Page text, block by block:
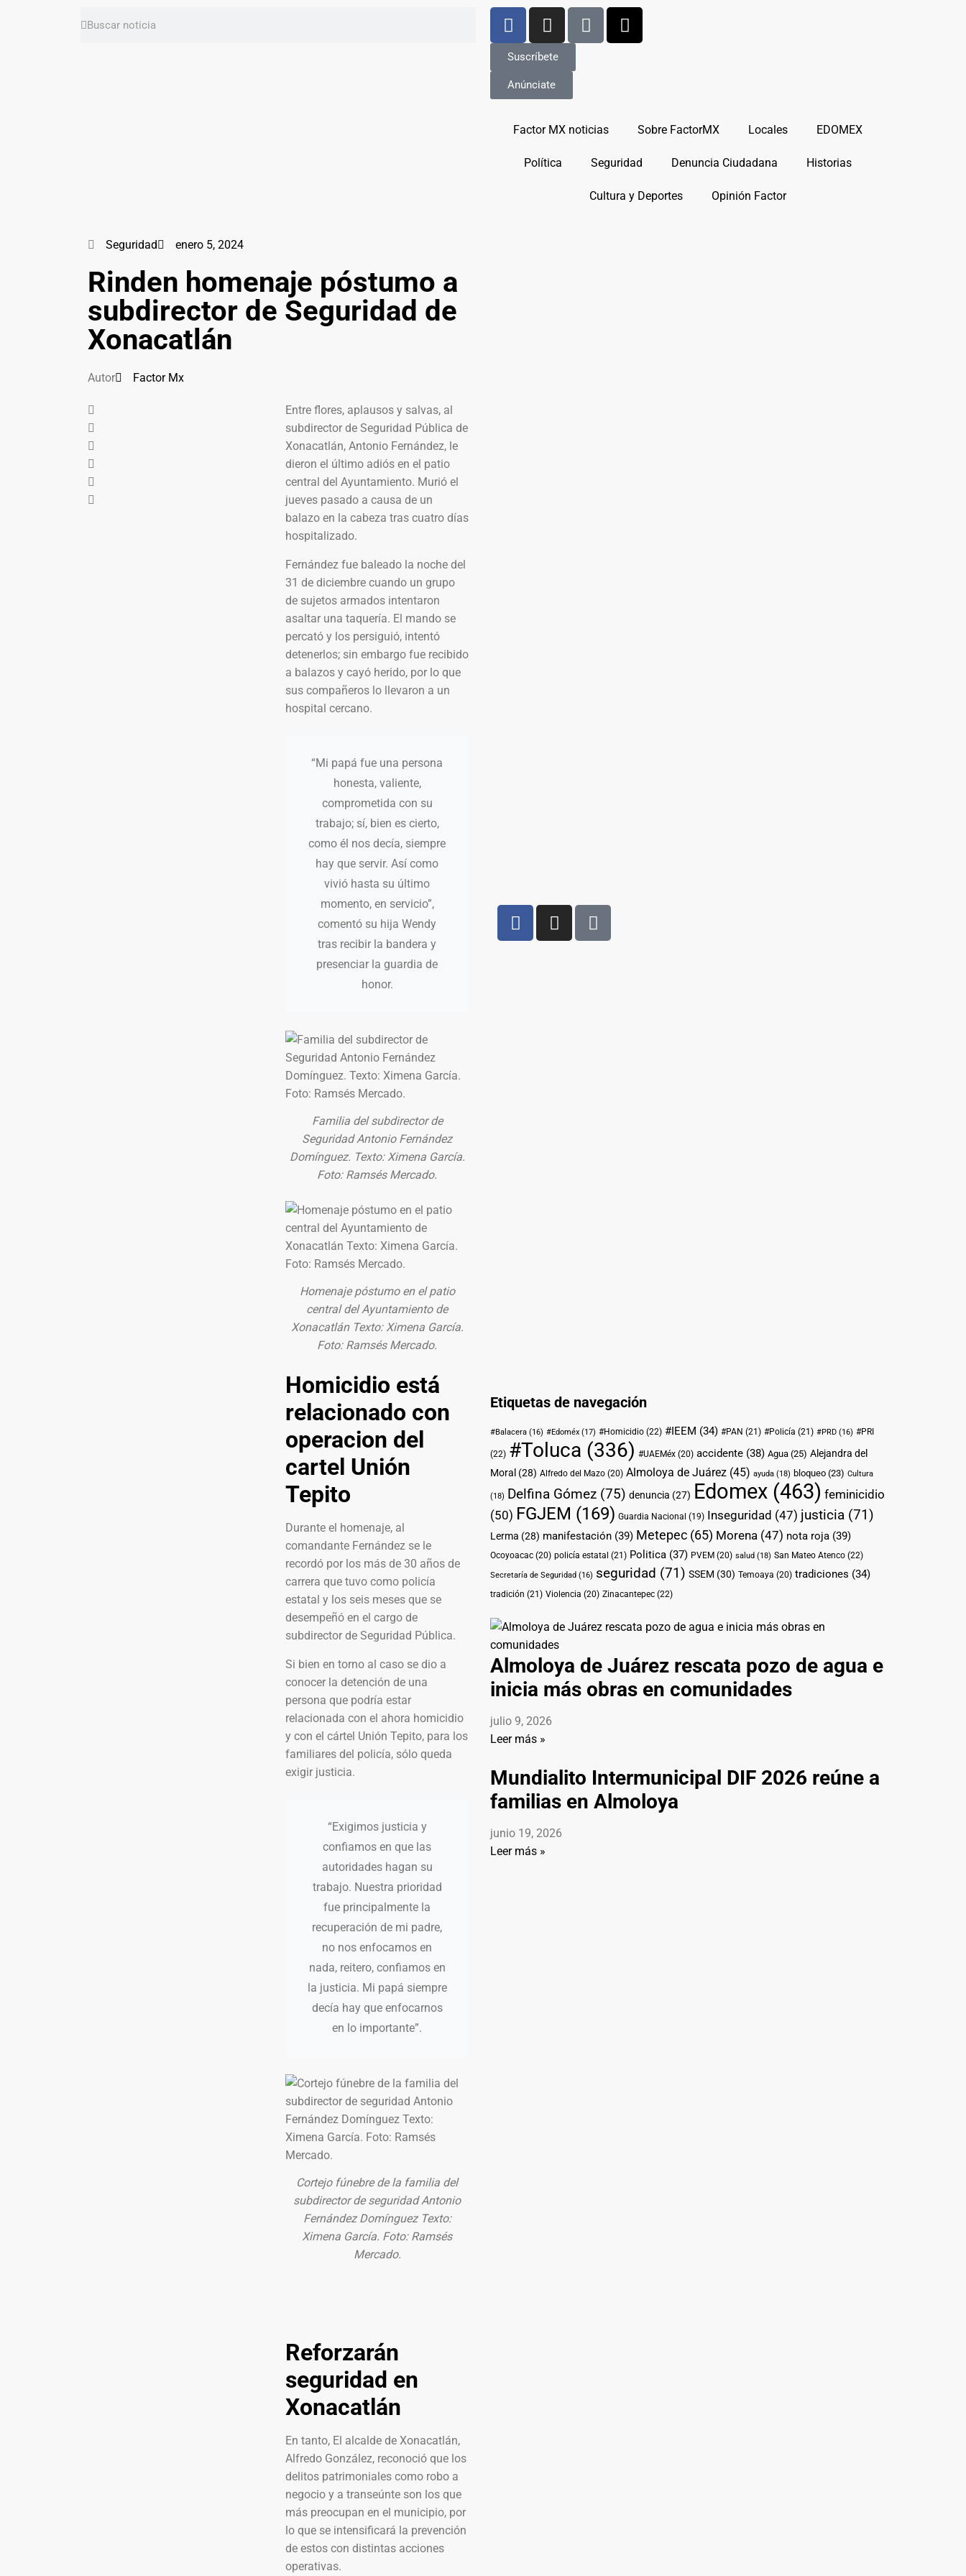
Suscríbete
Anúnciate
Factor MX noticias Sobre FactorMX Locales EDOMEX
Política Seguridad Denuncia Ciudadana Historias
Cultura y Deportes Opinión Factor
Seguridad enero 5, 2024
Rinden homenaje póstumo a
subdirector de Seguridad de
Xonacatlán
Autor Factor Mx
Entre flores, aplausos y salvas, al
subdirector de Seguridad Pública de
Xonacatlán, Antonio Fernández, le
dieron el último adiós en el patio
central del Ayuntamiento. Murió el
jueves pasado a causa de un
balazo en la cabeza tras cuatro días
hospitalizado.
Fernández fue baleado la noche del
31 de diciembre cuando un grupo
de sujetos armados intentaron
asaltar una taquería. El mando se
percató y los persiguió, intentó
detenerlos; sin embargo fue recibido
a balazos y cayó herido, por lo que
sus compañeros lo llevaron a un
hospital cercano.
“Mi papá fue una persona
honesta, valiente,
comprometida con su
trabajo; sí, bien es cierto,
como él nos decía, siempre
hay que servir. Así como
vivió hasta su último
momento, en servicio”,
comentó su hija Wendy
tras recibir la bandera y
presenciar la guardia de
honor.
Familia del subdirector de
Seguridad Antonio Fernández
Domínguez. Texto: Ximena García.
Foto: Ramsés Mercado.
Homenaje póstumo en el patio
central del Ayuntamiento de
Xonacatlán Texto: Ximena García.
Foto: Ramsés Mercado.
Homicidio está
relacionado con
operacion del
cartel Unión
Tepito
Durante el homenaje, al
comandante Fernández se le
recordó por los más de 30 años de
carrera que tuvo como policía
estatal y los seis meses que se
desempeñó en el cargo de
subdirector de Seguridad Pública.
Si bien en torno al caso se dio a
conocer la detención de una
persona que podría estar
relacionada con el ahora homicidio
y con el cártel Unión Tepito, para los
familiares del policía, sólo queda
exigir justicia.
“Exigimos justicia y
confiamos en que las
autoridades hagan su
trabajo. Nuestra prioridad
fue principalmente la
recuperación de mi padre,
no nos enfocamos en
nada, reitero, confiamos en
la justicia. Mi papá siempre
decía hay que enfocarnos
en lo importante”.
Cortejo fúnebre de la familia del
subdirector de seguridad Antonio
Fernández Domínguez Texto:
Ximena García. Foto: Ramsés
Mercado.
Reforzarán
seguridad en
Xonacatlán
En tanto, El alcalde de Xonacatlán,
Alfredo González, reconoció que los
delitos patrimoniales como robo a
negocio y a transeúnte son los que
más preocupan en el municipio, por
lo que se intensificará la prevención
de estos con distintas acciones
operativas.
Etiquetas de navegación
#Balacera (16) #Edoméx (17) #Homicidio (22) #IEEM (34) #PAN (21) #Policía (21) #PRD (16) #PRI
(22) #Toluca (336) #UAEMéx (20) accidente (38) Agua (25) Alejandra del
Moral (28) Alfredo del Mazo (20) Almoloya de Juárez (45) ayuda (18) bloqueo (23) Cultura
(18) Delfina Gómez (75) denuncia (27) Edomex (463) feminicidio
(50) FGJEM (169) Guardia Nacional (19) Inseguridad (47) justicia (71)
Lerma (28) manifestación (39) Metepec (65) Morena (47) nota roja (39)
Ocoyoacac (20) policía estatal (21) Politica (37) PVEM (20) salud (18) San Mateo Atenco (22)
Secretaría de Seguridad (16) seguridad (71) SSEM (30) Temoaya (20) tradiciones (34)
tradición (21) Violencia (20) Zinacantepec (22)
Almoloya de Juárez rescata pozo de agua e
inicia más obras en comunidades
julio 9, 2026
Leer más »
Mundialito Intermunicipal DIF 2026 reúne a
familias en Almoloya
junio 19, 2026
Leer más »